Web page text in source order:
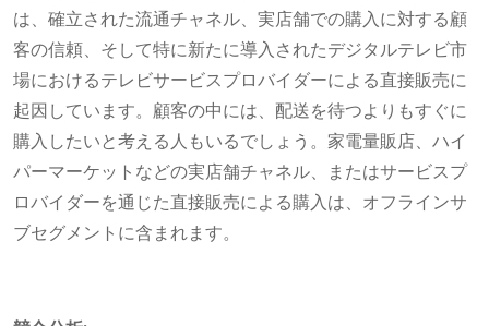
は、確立された流通チャネル、実店舗での購入に対する顧
客の信頼、そして特に新たに導入されたデジタルテレビ市
場におけるテレビサービスプロバイダーによる直接販売に
起因しています。顧客の中には、配送を待つよりもすぐに
購入したいと考える人もいるでしょう。家電量販店、ハイ
パーマーケットなどの実店舗チャネル、またはサービスプ
ロバイダーを通じた直接販売による購入は、オフラインサ
ブセグメントに含まれます。